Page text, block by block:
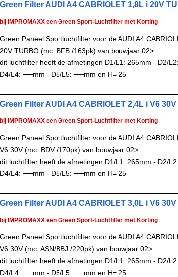
Green Filter AUDI A4 CABRIOLET 1,8L i 20V
bij IMPROMAXX een Green Sport-Luchtfilter met Korting
Green Paneel Sportluchtfilter voor de AUDI A4
20V TURBO (mc: BFB /163pk) van bouwjaar 02>
dit luchtfilter heeft de afmetingen D1/L1: 265mm - D2/
D4/L4: ──mm - D5/L5: ──mm en H= 25
Green Filter AUDI A4 CABRIOLET 2,4L i V6 30V
bij IMPROMAXX een Green Sport-Luchtfilter met Korting
Green Paneel Sportluchtfilter voor de AUDI A4
V6 30V (mc: BDV /170pk) van bouwjaar 02>
dit luchtfilter heeft de afmetingen D1/L1: 265mm - D2/
D4/L4: ──mm - D5/L5: ──mm en H= 25
Green Filter AUDI A4 CABRIOLET 3,0L i V6 30V
bij IMPROMAXX een Green Sport-Luchtfilter met Korting
Green Paneel Sportluchtfilter voor de AUDI A4
V6 30V (mc: ASN/BBJ /220pk) van bouwjaar 02>
dit luchtfilter heeft de afmetingen D1/L1: 265mm - D2/
D4/L4: ──mm - D5/L5: ──mm en H= 25